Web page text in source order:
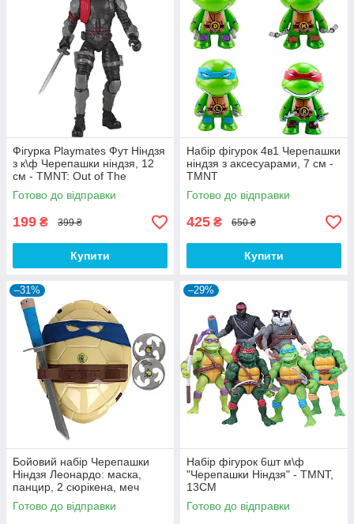
Фігурка Playmates Фут Ніндзя
з к\ф Черепашки ніндзя, 12
см - TMNT: Out of The
Shadows
Готово до відправки
199 ₴ 399 ₴
Купити
Набір фігурок 4в1 Черепашки
ніндзя з аксесуарами, 7 см -
TMNT
Готово до відправки
425 ₴ 650 ₴
Купити
–31%
Бойовий набір Черепашки
Ніндзя Леонардо: маска,
панцир, 2 сюрікена, меч
Готово до відправки
–29%
Набір фігурок 6шт м\ф
"Черепашки Ніндзя" - TMNT,
13CM
Готово до відправки